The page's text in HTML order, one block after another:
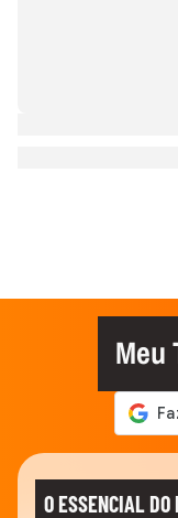
Meu
O ESSENCIAL DO